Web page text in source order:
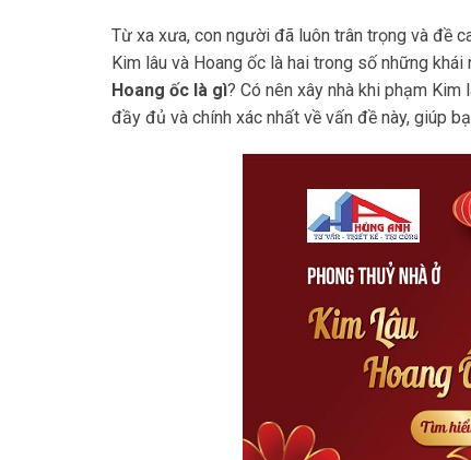
Từ xa xưa, con người đã luôn trân trọng và đề
Kim lâu và Hoang ốc là hai trong số những
Hoang ốc là gì? Có nên xây nhà khi phạm
đầy đủ và chính xác nhất về vấn đề này, giúp